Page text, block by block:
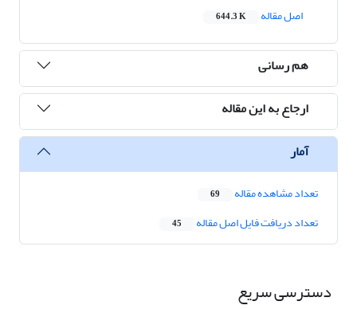
اصل مقاله
644.3 K
هم رسانی
ارجاع به این مقاله
آمار
تعداد مشاهده مقاله 69
تعداد دریافت فایل اصل مقاله 45
دسترسی سریع